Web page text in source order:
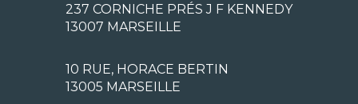
237 CORNICHE PRÉS J F KENNEDY
13007 MARSEILLE
10 RUE, HORACE BERTIN
13005 MARSEILLE